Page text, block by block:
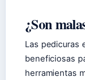
¿Son
Las pedicuras
beneficiosas
herramientas